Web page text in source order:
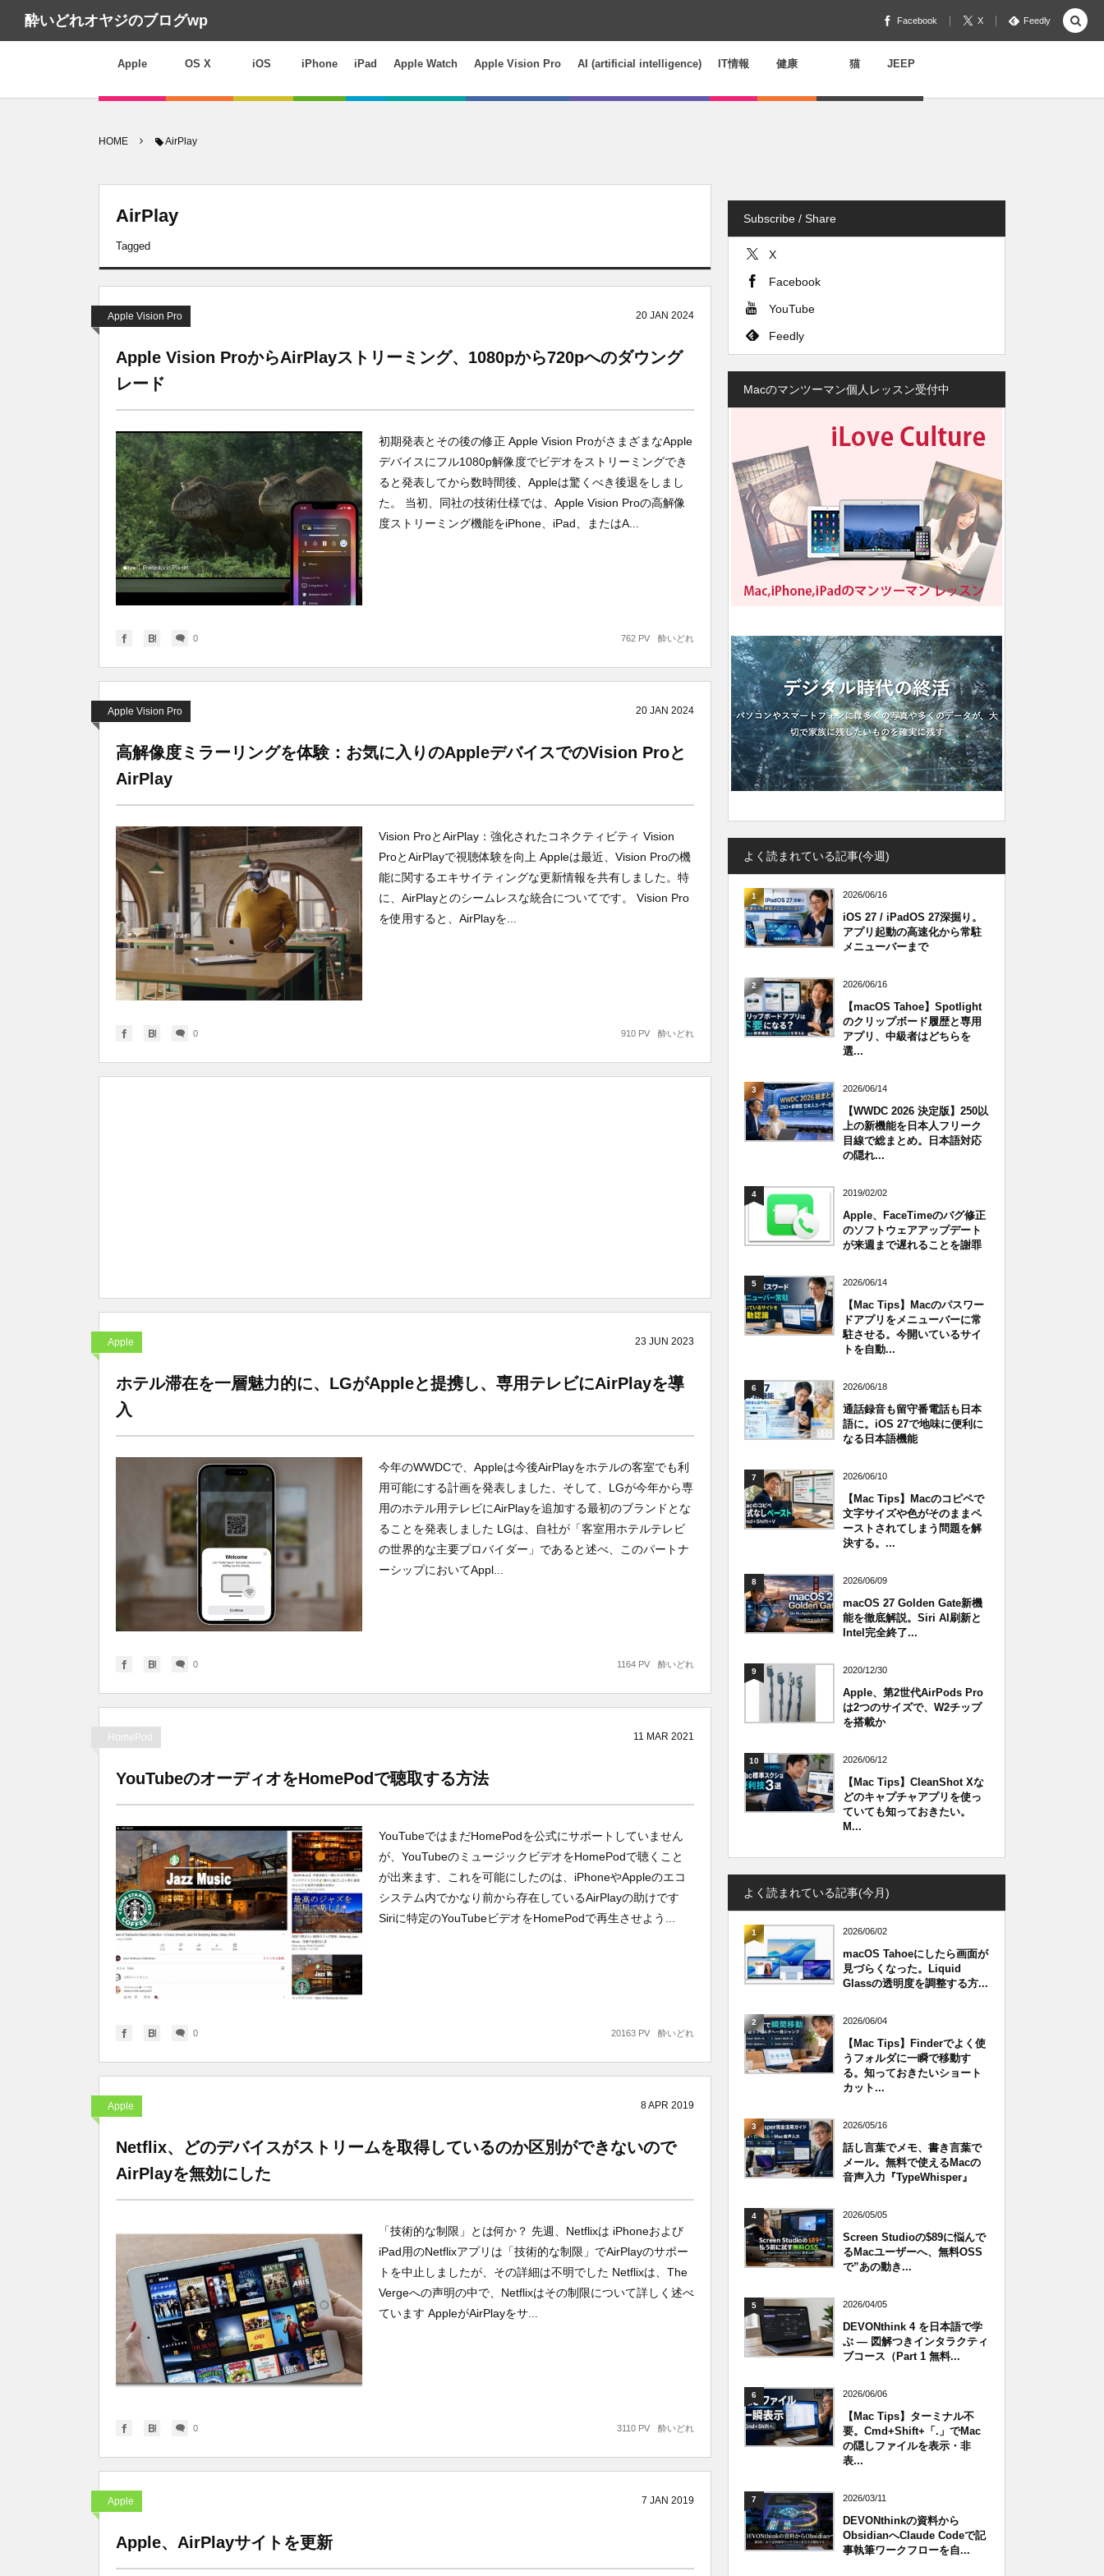
酔いどれオヤジのブログwp Facebook X Feedly
Apple OS X iOS iPhone iPad Apple Watch Apple Vision Pro AI (artificial intelligence) IT情報 健康 猫 JEEP
HOME AirPlay
AirPlay
Tagged
Apple Vision Pro 20 JAN 2024
Apple Vision ProからAirPlayストリーミング、1080pから720pへのダウング
レード
初期発表とその後の修正 Apple Vision ProがさまざまなApple
デバイスにフル1080p解像度でビデオをストリーミングでき
ると発表してから数時間後、Appleは驚くべき後退をしまし
た。 当初、同社の技術仕様では、Apple Vision Proの高解像
度ストリーミング機能をiPhone、iPad、またはA...
0 酔いどれ
762 PV
Apple Vision Pro 20 JAN 2024
高解像度ミラーリングを体験：お気に入りのAppleデバイスでのVision Proと
AirPlay
Vision ProとAirPlay：強化されたコネクティビティ Vision
ProとAirPlayで視聴体験を向上 Appleは最近、Vision Proの機
能に関するエキサイティングな更新情報を共有しました。特
に、AirPlayとのシームレスな統合についてです。 Vision Pro
を使用すると、AirPlayを...
0 酔いどれ
910 PV
Apple 23 JUN 2023
ホテル滞在を一層魅力的に、LGがAppleと提携し、専用テレビにAirPlayを導
入
今年のWWDCで、Appleは今後AirPlayをホテルの客室でも利
用可能にする計画を発表しました、そして、LGが今年から専
用のホテル用テレビにAirPlayを追加する最初のブランドとな
ることを発表しました LGは、自社が「客室用ホテルテレビ
の世界的な主要プロバイダー」であると述べ、このパートナ
ーシップにおいてAppl...
0 酔いどれ
1164 PV
HomePod 11 MAR 2021
YouTubeのオーディオをHomePodで聴取する方法
YouTubeではまだHomePodを公式にサポートしていません
が、YouTubeのミュージックビデオをHomePodで聴くこと
が出来ます、これを可能にしたのは、iPhoneやAppleのエコ
システム内でかなり前から存在しているAirPlayの助けです
Siriに特定のYouTubeビデオをHomePodで再生させよう...
0 酔いどれ
20163 PV
Apple 8APR 2019
Netflix、どのデバイスがストリームを取得しているのか区別ができないので
AirPlayを無効にした
「技術的な制限」とは何か？ 先週、Netflixは iPhoneおよび
iPad用のNetflixアプリは「技術的な制限」でAirPlayのサポー
トを中止しましたが、その詳細は不明でした Netflixは、The
Vergeへの声明の中で、Netflixはその制限について詳しく述べ
ています AppleがAirPlayをサ...
0 酔いどれ
3110 PV
Apple 7 JAN 2019
Apple、AirPlayサイトを更新
Subscribe / Share
X
Facebook
YouTube
Feedly
Macのマンツーマン個人レッスン受付中
よく読まれている記事(今週)
1 2026/06/16
iOS 27 / iPadOS 27深掘り。
アプリ起動の高速化から常駐
メニューバーまで
2 2026/06/16
【macOS Tahoe】Spotlight
のクリップボード履歴と専用
アプリ、中級者はどちらを
選...
3 2026/06/14
【WWDC 2026 決定版】250以
上の新機能を日本人フリーク
目線で総まとめ。日本語対応
の隠れ...
4 2019/02/02
Apple、FaceTimeのバグ修正
のソフトウェアアップデート
が来週まで遅れることを謝罪
5 2026/06/14
【Mac Tips】Macのパスワー
ドアプリをメニューバーに常
駐させる。今開いているサイ
トを自動...
6 2026/06/18
通話録音も留守番電話も日本
語に。iOS 27で地味に便利に
なる日本語機能
7 2026/06/10
【Mac Tips】Macのコピペで
文字サイズや色がそのままペ
ーストされてしまう問題を解
決する。...
8 2026/06/09
macOS 27 Golden Gate新機
能を徹底解説。Siri AI刷新と
Intel完全終了...
9 2020/12/30
Apple、第2世代AirPods Pro
は2つのサイズで、W2チップ
を搭載か
10 2026/06/12
【Mac Tips】CleanShot Xな
どのキャプチャアプリを使っ
ていても知っておきたい。
M...
よく読まれている記事(今月)
1 2026/06/02
macOS Tahoeにしたら画面が
見づらくなった。Liquid
Glassの透明度を調整する方...
2 2026/06/04
【Mac Tips】Finderでよく使
うフォルダに一瞬で移動す
る。知っておきたいショート
カット...
3 2026/05/16
話し言葉でメモ、書き言葉で
メール。無料で使えるMacの
音声入力『TypeWhisper』
4 2026/05/05
Screen Studioの$89に悩んで
るMacユーザーへ、無料OSS
で”あの動き...
5 2026/04/05
DEVONthink 4 を日本語で学
ぶ — 図解つきインタラクティ
ブコース（Part 1 無料...
6 2026/06/06
【Mac Tips】ターミナル不
要。Cmd+Shift+「.」でMac
の隠しファイルを表示・非
表...
7 2026/03/11
DEVONthinkの資料から
ObsidianへClaude Codeで記
事執筆ワークフローを自...